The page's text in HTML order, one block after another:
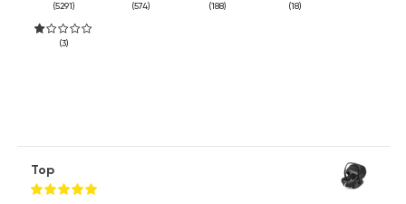
(5291) (574) (188) (18)
(3)
Top